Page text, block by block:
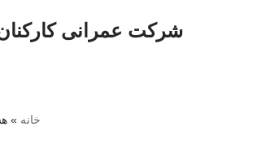
شرکت عمرانی
خانه »